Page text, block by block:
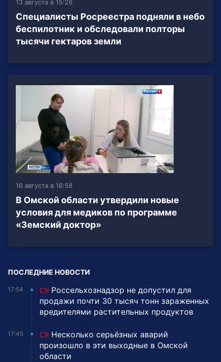
13 августа в 15:26
Специалисты Росреестра подняли в небо
беспилотник и обследовали полторы
тысячи гектаров земли
16 августа в 16:58
В Омской области утвердили новые
условия для медиков по программе
«Земский доктор»
ПОСЛЕДНИЕ НОВОСТИ
17:54
Россельхознадзор не допустил для
продажи почти 30 тысяч тонн зараженных
вредителями растительных продуктов
17:45
Несколько серьёзных аварий
произошло в эти выходные в Омской
области